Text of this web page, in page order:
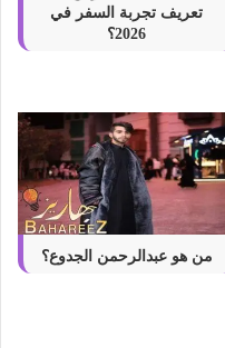
تعريف تجربة السفر في
2026؟
من هو عبدالرحمن الجدوع؟